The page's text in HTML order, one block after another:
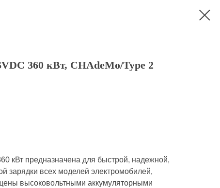
360 кВт, CHAdeMo/Type 2
кВт предназначена для быстрой, надежной,
зарядки всех моделей электромобилей,
высоковольтными аккумуляторными